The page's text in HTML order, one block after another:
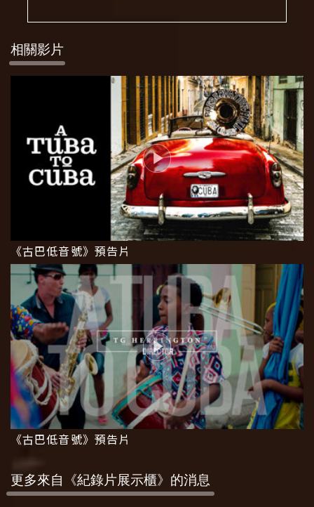
相關影片
《古巴低音號》預告片
《古巴低音號》 預告片
更多來自《紀錄片展示櫃》的消息